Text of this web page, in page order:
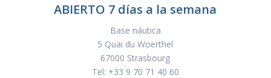
ABIERTO 7 días a la semana
Base náutica
5 Quai du Woerthel
67000 Strasbourg
Tel: +33 9 70 71 40 60